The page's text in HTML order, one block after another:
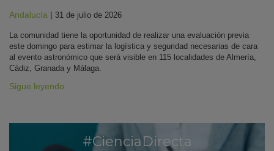
Andalucía | 31 de julio de 2026
La comunidad tiene la oportunidad de realizar una evaluación previa
este domingo para estimar la logística y seguridad necesarias de cara
al evento astronómico que será visible en 115 localidades de Almería,
Cádiz, Granada y Málaga.
Sigue leyendo
#CienciaDirecta